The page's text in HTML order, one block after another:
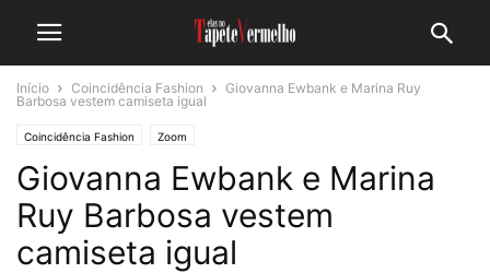
Início Coincidência Fashion
Giovanna Ewbank e Marina Ruy
Barbosa vestem camiseta igual
Coincidência Fashion Zoom
Giovanna Ewbank e Marina
Ruy Barbosa vestem
camiseta igual